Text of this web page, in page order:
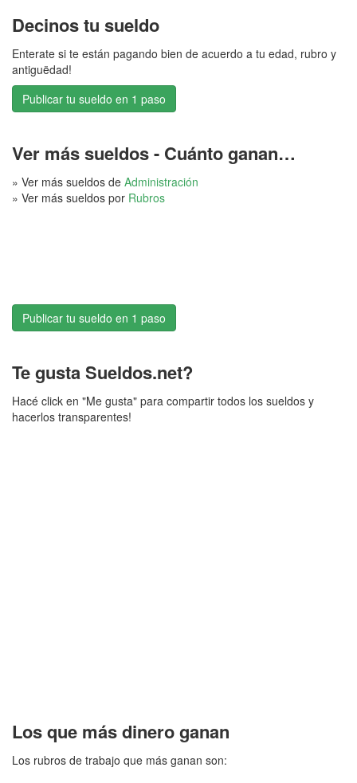
Decinos tu sueldo
Enterate si te están pagando bien de acuerdo a tu edad, rubro y
antiguëdad!
Publicar tu sueldo en 1 paso
Ver más sueldos - Cuánto ganan…
» Ver más sueldos de Administración
» Ver más sueldos por Rubros
Publicar tu sueldo en 1 paso
Te gusta Sueldos.net?
Hacé click en "Me gusta" para compartir todos los sueldos y
hacerlos transparentes!
Los que más dinero ganan
Los rubros de trabajo que más ganan son: